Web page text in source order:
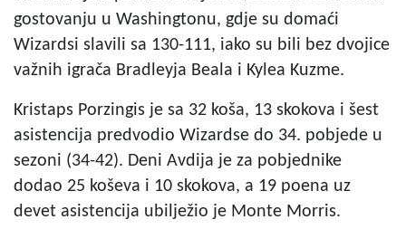
gostovanju u Washingtonu, gdje su domaći
Wizardsi slavili sa 130-111, iako su bili bez dvojice
važnih igrača Bradleyja Beala i Kylea Kuzme.
Kristaps Porzingis je sa 32 koša, 13 skokova i šest
asistencija predvodio Wizardse do 34. pobjede u
sezoni (34-42). Deni Avdija je za pobjednike
dodao 25 koševa i 10 skokova, a 19 poena uz
devet asistencija ubilježio je Monte Morris.